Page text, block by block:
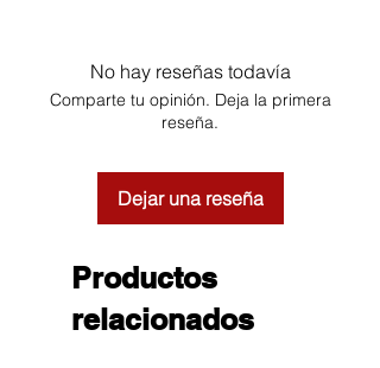
No hay reseñas todavía
Comparte tu opinión. Deja la primera
reseña.
Dejar una reseña
Productos
relacionados